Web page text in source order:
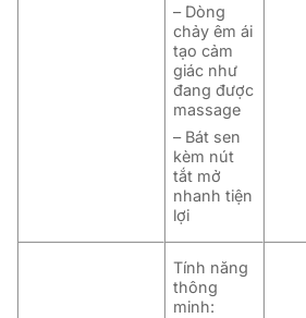
– Dòng
chảy êm ái
tạo cảm
giác như
đang được
massage
– Bát sen
kèm nút
tắt mở
nhanh tiện
lợi
Tính năng
thông
minh: